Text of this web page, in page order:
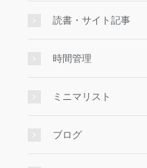
読書・サイト記事
時間管理
ミニマリスト
ブログ